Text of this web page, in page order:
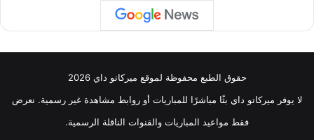
حقوق الطبع محفوظة لموقع ميركاتو داي 2026
لا يوفر ميركاتو داي بثًا مباشرًا للمباريات أو روابط مشاهدة غير رسمية. نعرض
فقط مواعيد المباريات والقنوات الناقلة الرسمية.